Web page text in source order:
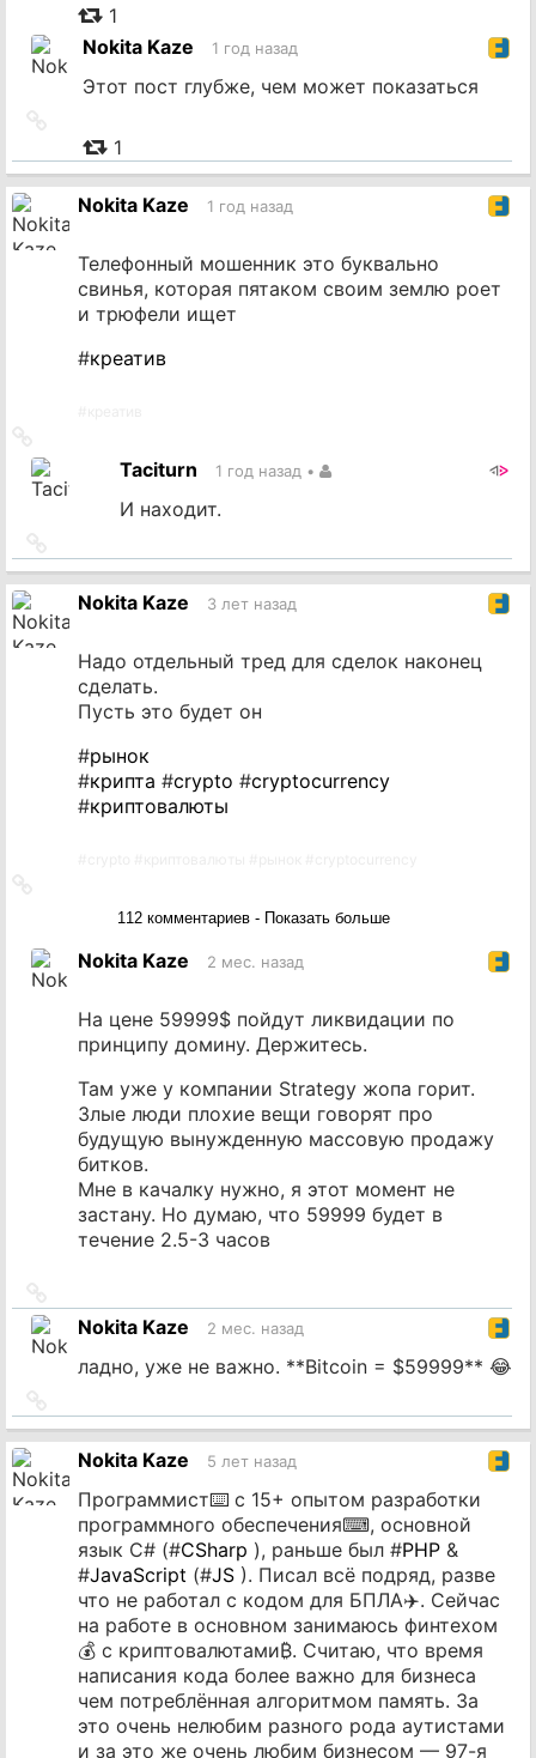
источник
1
Nokita Kaze
1 год назад
Этот пост глубже, чем может показаться
источник
1
Nokita Kaze 1 год назад
Телефонный мошенник это буквально
свинья, которая пятаком своим землю роет
и трюфели ищет
#креатив
на
источник
Taciturn 1 год назад •
И находит.
на
источник
Nokita Kaze 3 лет назад
Надо отдельный тред для сделок наконец
сделать.
Пусть это будет он
#рынок
#крипта #crypto #cryptocurrency
#криптовалюты
112 комментариев - Показать больше
Nokita Kaze 2 мес. назад
На цене 59999$ пойдут ликвидации по
принципу домину. Держитесь.
Там уже у компании Strategy жопа горит.
Злые люди плохие вещи говорят про
будущую вынужденную массовую продажу
битков.
Мне в качалку нужно, я этот момент не
застану. Но думаю, что 59999 будет в
течение 2.5-3 часов
на
источник
Nokita Kaze 2 мес. назад
ладно, уже не важно. **Bitcoin = $59999** 😂
на
источник
Nokita Kaze 5 лет назад
Программист⌨️ с 15+ опытом разработки
программного обеспечения⌨, основной
язык C# (#CSharp ), раньше был #PHP &
#JavaScript (#JS ). Писал всё подряд, разве
что не работал с кодом для БПЛА✈️. Сейчас
на работе в основном занимаюсь финтехом
💰 с криптовалютами₿. Считаю, что время
написания кода более важно для бизнеса
чем потреблённая алгоритмом память. За
это очень нелюбим разного рода аутистами
и за это же очень любим бизнесом — 97-я